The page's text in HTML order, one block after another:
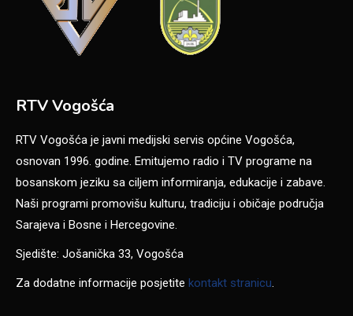
RTV Vogošća
RTV Vogošća je javni medijski servis općine Vogošća,
osnovan 1996. godine. Emitujemo radio i TV programe na
bosanskom jeziku sa ciljem informiranja, edukacije i zabave.
Naši programi promovišu kulturu, tradiciju i običaje područja
Sarajeva i Bosne i Hercegovine.
Sjedište: Jošanička 33, Vogošća
Za dodatne informacije posjetite kontakt stranicu